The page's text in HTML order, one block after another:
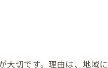
切です。理由は、地域